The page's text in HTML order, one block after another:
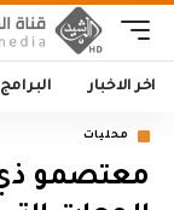
اخر الاخبار البرامج
محليات
معتصمو